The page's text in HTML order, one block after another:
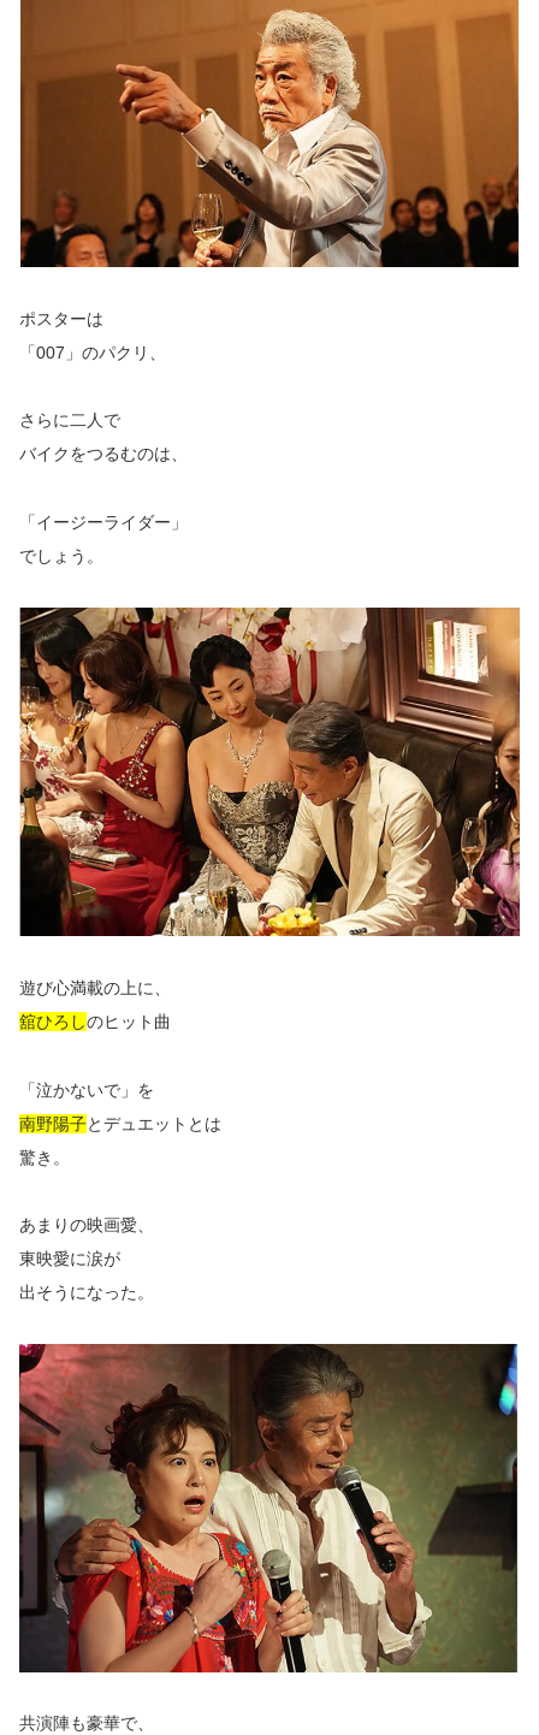
ポスターは
「007」のパクリ、
さらに二人で
バイクをつるむのは、
「イージーライダー」
でしょう。
遊び心満載の上に、
舘ひろしのヒット曲
「泣かないで」を
南野陽子とデュエットとは
驚き。
あまりの映画愛、
東映愛に涙が
出そうになった。
共演陣も豪華で、